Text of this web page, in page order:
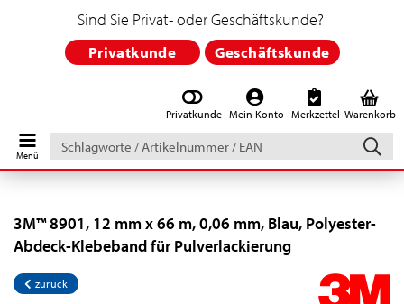
Privatkunde Mein Konto Merkzettel Warenkorb
Schlagworte
/
Artikelnummer
EAN
Sind Sie Privat- oder Geschäftskunde?
Privatkunde Geschäftskunde
3M™ 8901, 12 mm x 66 m, 0,06 mm, Blau, Polyester-
Abdeck-Klebeband für Pulverlackierung
zurück